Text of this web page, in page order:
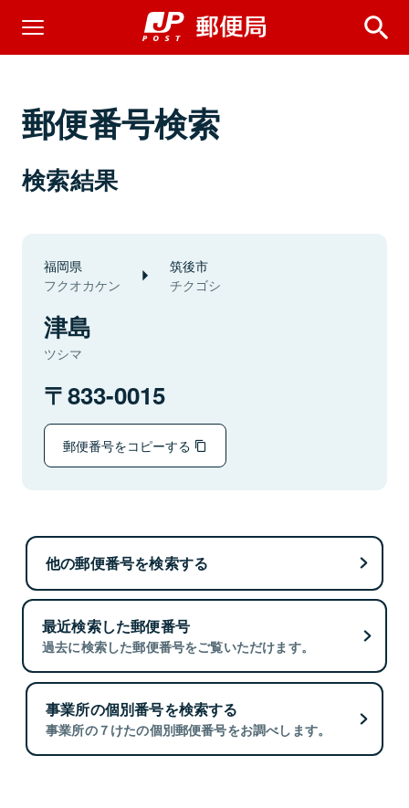
郵便番号検索
検索結果
福岡県
フクオカケン
筑後市
チクゴシ
津島
ツシマ
833-0015
郵便番号をコピーする
他の郵便番号を検索する
最近検索した郵便番号
過去に検索した郵便番号をご覧いただけます。
事業所の個別番号を検索する
事業所の７けたの個別郵便番号をお調べします。